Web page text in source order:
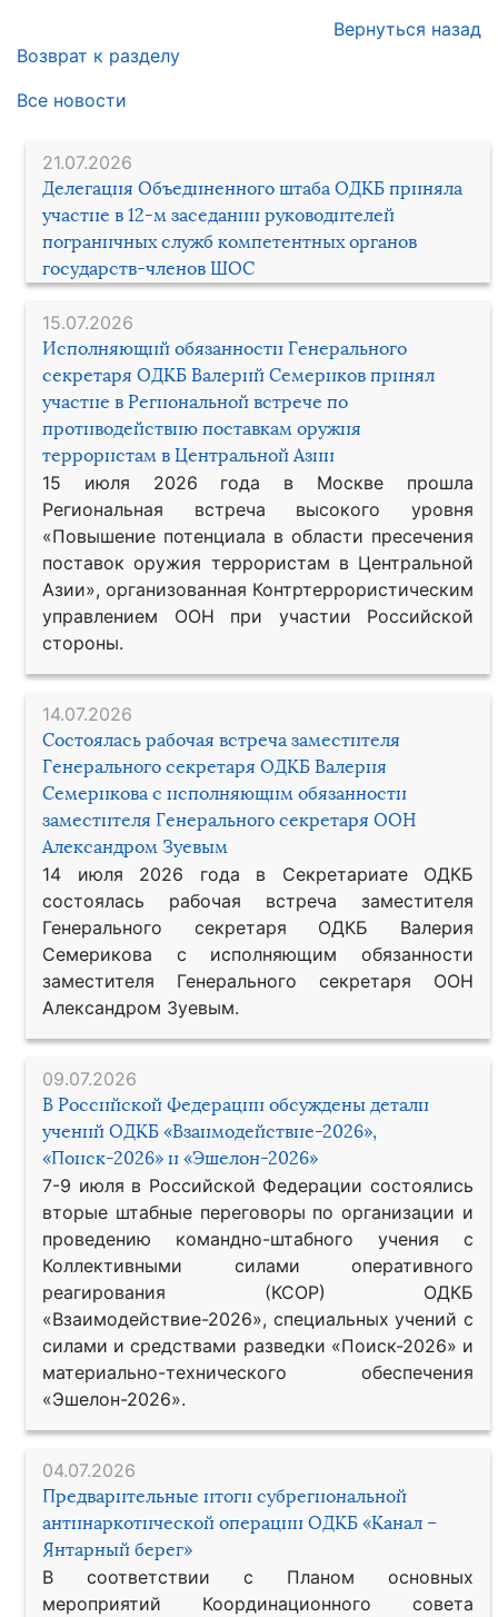
21.07.2026
Делегация Объединенного штаба ОДКБ приняла
участие в 12-м заседании руководителей
пограничных служб компетентных органов
государств-членов ШОС
15.07.2026
Исполняющий обязанности Генерального
секретаря ОДКБ Валерий Семериков принял
участие в Региональной встрече по
противодействию поставкам оружия
террористам в Центральной Азии
15 июля 2026 года в Москве прошла
Региональная встреча высокого уровня
«Повышение потенциала в области пресечения
поставок оружия террористам в Центральной
Азии», организованная Контртеррористическим
управлением ООН при участии Российской
стороны.
14.07.2026
Состоялась рабочая встреча заместителя
Генерального секретаря ОДКБ Валерия
Семерикова с исполняющим обязанности
заместителя Генерального секретаря ООН
Александром Зуевым
14 июля 2026 года в Секретариате ОДКБ
состоялась рабочая встреча заместителя
Генерального секретаря ОДКБ Валерия
Семерикова с исполняющим обязанности
заместителя Генерального секретаря ООН
Александром Зуевым.
09.07.2026
В Российской Федерации обсуждены детали
учений ОДКБ «Взаимодействие-2026»,
«Поиск-2026» и «Эшелон-2026»
7-9 июля в Российской Федерации состоялись
вторые штабные переговоры по организации и
проведению командно-штабного учения с
Коллективными силами оперативного
реагирования (КСОР) ОДКБ
«Взаимодействие-2026», специальных учений с
силами и средствами разведки «Поиск-2026» и
материально-технического обеспечения
«Эшелон-2026».
04.07.2026
Предварительные итоги субрегиональной
антинаркотической операции ОДКБ «Канал –
Янтарный берег»
В соответствии с Планом основных
мероприятий Координационного совета
Вернуться назад
Возврат к разделу
Все новости